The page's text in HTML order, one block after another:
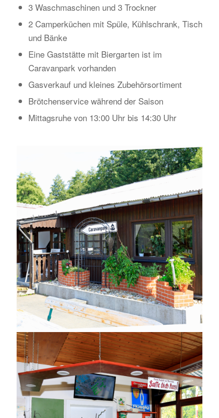
3 Waschmaschinen und 3 Trockner
2 Camperküchen mit Spüle, Kühlschrank, Tisch
und Bänke
Eine Gaststätte mit Biergarten ist im
Caravanpark vorhanden
Gasverkauf und kleines Zubehörsortiment
Brötchenservice während der Saison
Mittagsruhe von 13:00 Uhr bis 14:30 Uhr